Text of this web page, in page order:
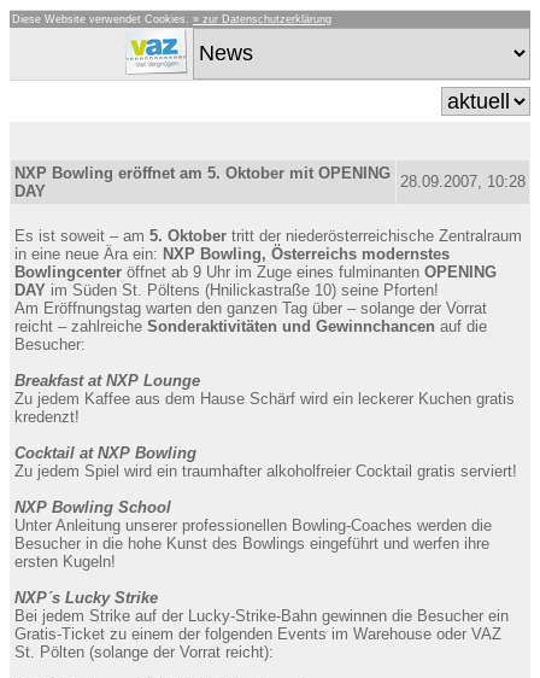
Diese Website verwendet Cookies. » zur Datenschutzerklärung
NXP Bowling eröffnet am 5. Oktober mit OPENING
DAY
28.09.2007, 10:28
Es ist soweit – am 5. Oktober tritt der niederösterreichische Zentralraum
in eine neue Ära ein: NXP Bowling, Österreichs modernstes
Bowlingcenter öffnet ab 9 Uhr im Zuge eines fulminanten OPENING
DAY im Süden St. Pöltens (Hnilickastraße 10) seine Pforten!
Am Eröffnungstag warten den ganzen Tag über – solange der Vorrat
reicht – zahlreiche Sonderaktivitäten und Gewinnchancen auf die
Besucher:
Breakfast at NXP Lounge
Zu jedem Kaffee aus dem Hause Schärf wird ein leckerer Kuchen gratis
kredenzt!
Cocktail at NXP Bowling
Zu jedem Spiel wird ein traumhafter alkoholfreier Cocktail gratis serviert!
NXP Bowling School
Unter Anleitung unserer professionellen Bowling-Coaches werden die
Besucher in die hohe Kunst des Bowlings eingeführt und werfen ihre
ersten Kugeln!
NXP´s Lucky Strike
Bei jedem Strike auf der Lucky-Strike-Bahn gewinnen die Besucher ein
Gratis-Ticket zu einem der folgenden Events im Warehouse oder VAZ
St. Pölten (solange der Vorrat reicht):